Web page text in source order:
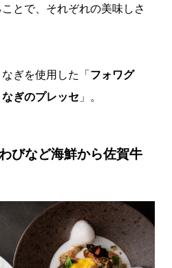
とで、それぞれの美味しさ
ぎを使用した「フォワグ
ぎのプレッセ 」。
びなど海鮮から佐賀牛